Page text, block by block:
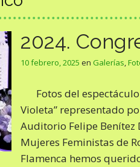
2024.
10 febrero, 2025 en Galerías,
Fotos del
Violeta” representado
Auditorio Felipe Benítez
Mujeres Feministas de
Flamenca hemos